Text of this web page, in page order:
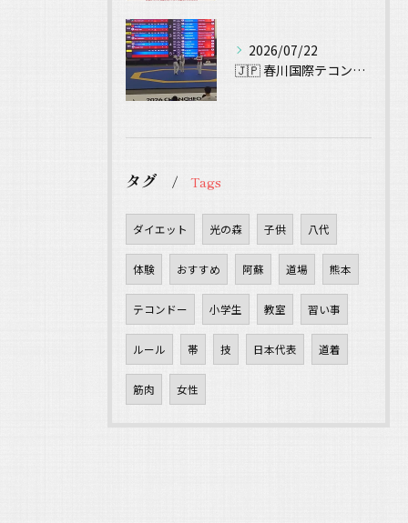
2026/07/22
🇯🇵 春川国際テコンドー大会（Chuncheon Korea...
タグ Tags
ダイエット 光の森 子供 八代
体験 おすすめ 阿蘇 道場 熊本
テコンドー 小学生 教室 習い事
ルール 帯 技 日本代表 道着
筋肉 女性